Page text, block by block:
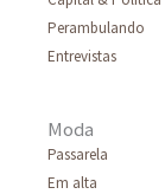
Perambulando
Entrevistas
Moda
Passarela
Em alta